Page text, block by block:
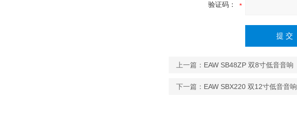
验证码：
上一篇： EAW SB48ZP 双8寸低音音响
下一篇： EAW SBX220 双12寸低音音响